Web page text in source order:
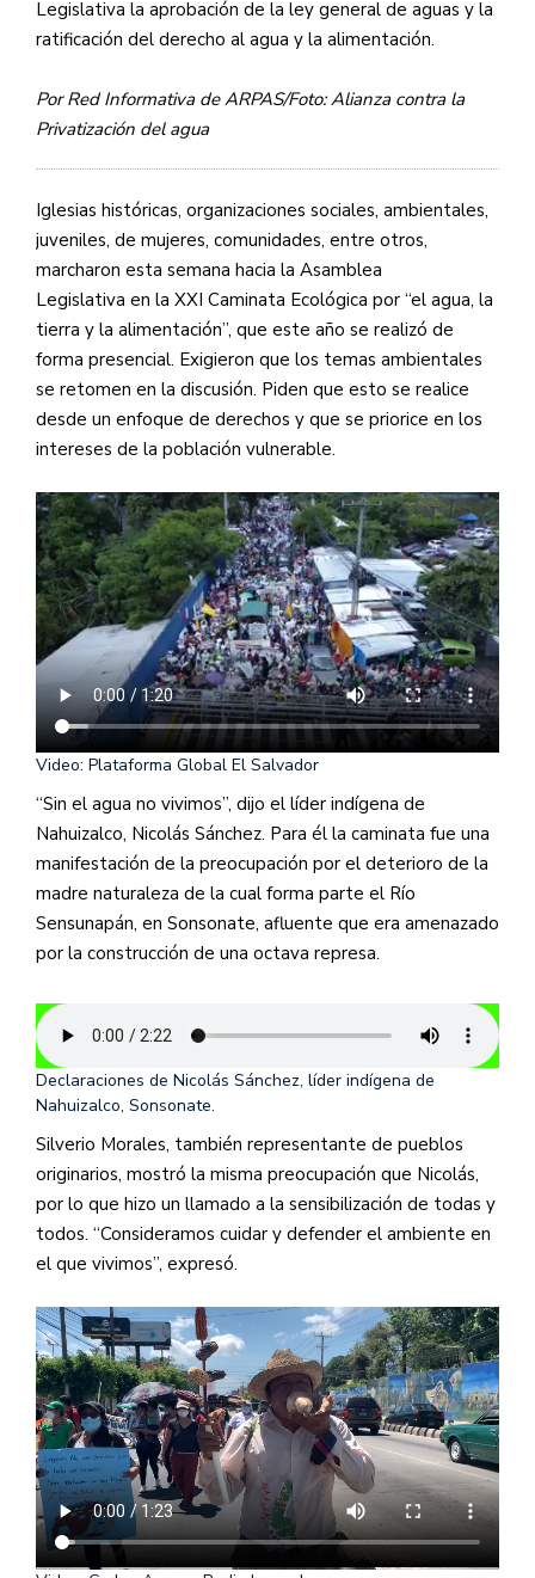
Legislativa la aprobación de la ley general de aguas y la
ratificación del derecho al agua y la alimentación.
Por Red Informativa de ARPAS/Foto: Alianza contra la
Privatización del agua
Iglesias históricas, organizaciones sociales, ambientales,
juveniles, de mujeres, comunidades, entre otros,
marcharon esta semana hacia la Asamblea
Legislativa en la XXI Caminata Ecológica por “el agua, la
tierra y la alimentación”, que este año se realizó de
forma presencial. Exigieron que los temas ambientales
se retomen en la discusión. Piden que esto se realice
desde un enfoque de derechos y que se priorice en los
intereses de la población vulnerable.
Video: Plataforma Global El Salvador
“Sin el agua no vivimos”, dijo el líder indígena de
Nahuizalco, Nicolás Sánchez. Para él la caminata fue una
manifestación de la preocupación por el deterioro de la
madre naturaleza de la cual forma parte el Río
Sensunapán, en Sonsonate, afluente que era amenazado
por la construcción de una octava represa.
Declaraciones de Nicolás Sánchez, líder indígena de
Nahuizalco, Sonsonate.
Silverio Morales, también representante de pueblos
originarios, mostró la misma preocupación que Nicolás,
por lo que hizo un llamado a la sensibilización de todas y
todos. “Consideramos cuidar y defender el ambiente en
el que vivimos”, expresó.